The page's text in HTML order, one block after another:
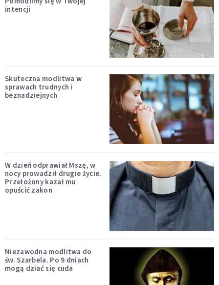
intencji
Skuteczna modlitwa w
sprawach trudnych i
beznadziejnych
W dzień odprawiał Mszę, w
nocy prowadził drugie życie.
Przełożony kazał mu
opuścić zakon
Niezawodna modlitwa do
św. Szarbela. Po 9 dniach
mogą dziać się cuda